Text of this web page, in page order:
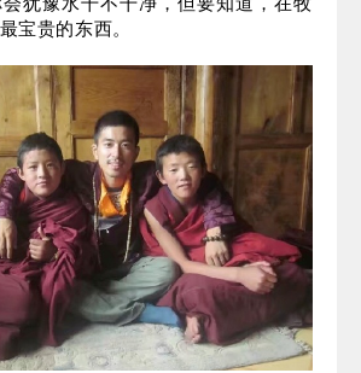
容，这里的一切都是纯净的，因为
一份子。没有钢筋水泥的禁锢，抛
归自然的才是天性。
眼睛，在这片广阔的天地下，人和
简单。赤裸地表达爱意，或许不够浪
真诚、炙热。
善意。路过一户家门口，会有人递上
会犹豫水干不干净，但要知道，在牧
宝贵的东西。